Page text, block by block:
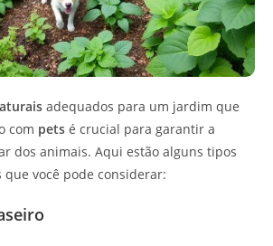
adequados para um jardim que
com pets é crucial para garantir a
dos animais. Aqui estão alguns tipos
você pode considerar: